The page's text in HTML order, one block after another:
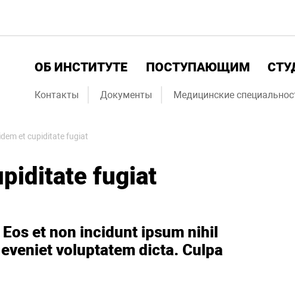
ОБ ИНСТИТУТЕ ПОСТУПАЮЩИМ
Контакты Документы Медицинские
et cupiditate fugiat
fugiat
et non incidunt ipsum nihil
voluptatem dicta. Culpa